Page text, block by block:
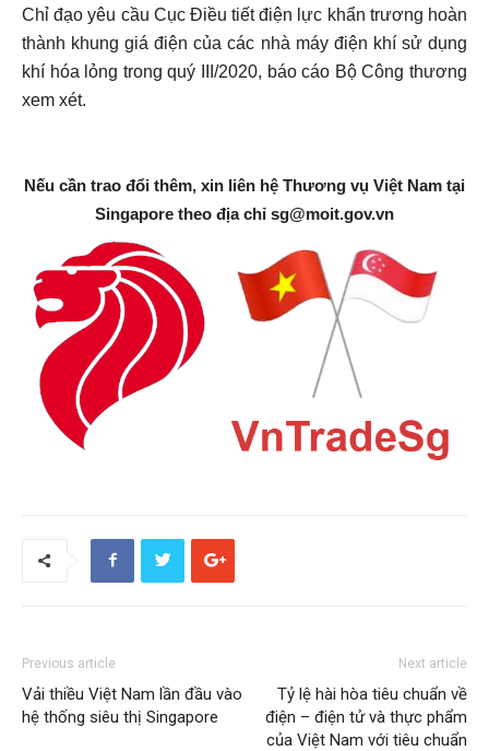
Chỉ đạo yêu cầu Cục Điều tiết điện lực khẩn trương hoàn
thành khung giá điện của các nhà máy điện khí sử dụng
khí hóa lỏng trong quý III/2020, báo cáo Bộ Công thương
xem xét.
Nếu cần trao đổi thêm, xin liên hệ Thương vụ Việt Nam tại
Singapore theo địa chỉ sg@moit.gov.vn
Previous article
Vải thiều Việt Nam lần đầu vào
hệ thống siêu thị Singapore
Next article
Tỷ lệ hài hòa tiêu chuẩn về
điện – điện tử và thực phẩm
của Việt Nam với tiêu chuẩn